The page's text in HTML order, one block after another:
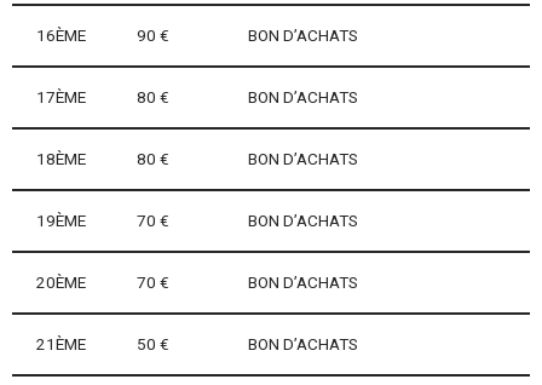
16ÈME 90 € BON D’ACHATS
17ÈME 80 € BON D’ACHATS
18ÈME 80 € BON D’ACHATS
19ÈME 70 € BON D’ACHATS
20ÈME 70 € BON D’ACHATS
21ÈME 50 € BON D’ACHATS